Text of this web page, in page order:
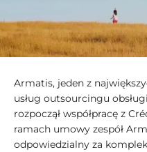
Armatis, jeden z
usług outsourcingu
rozpoczął współpracę z
ramach umowy zespół
odpowiedzialny za